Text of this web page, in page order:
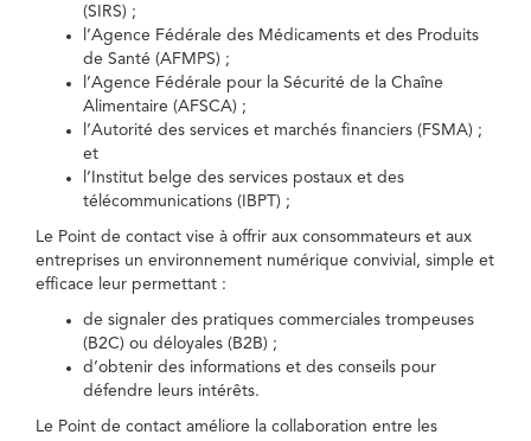
(SIRS) ;
l’Agence Fédérale des Médicaments et des Produits
de Santé (AFMPS) ;
l’Agence Fédérale pour la Sécurité de la Chaîne
Alimentaire (AFSCA) ;
l’Autorité des services et marchés financiers (FSMA) ;
et
l’Institut belge des services postaux et des
télécommunications (IBPT) ;
Le Point de contact vise à offrir aux consommateurs et aux
entreprises un environnement numérique convivial, simple et
efficace leur permettant :
de signaler des pratiques commerciales trompeuses
(B2C) ou déloyales (B2B) ;
d’obtenir des informations et des conseils pour
défendre leurs intérêts.
Le Point de contact améliore la collaboration entre les